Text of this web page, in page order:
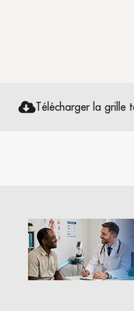
Télécharger la grille